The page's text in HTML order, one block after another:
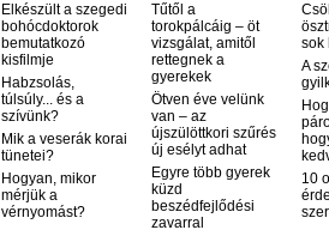
Elkészült a szegedi
bohócdoktorok
bemutatkozó
kisfilmje
Habzsolás,
túlsúly... és a
szívünk?
Mik a veserák korai
tünetei?
Hogyan, mikor
mérjük a
vérnyomást?
Tűtől a
torokpálcáig – öt
vizsgálat, amitől
rettegnek a
gyerekek
Ötven éve velünk
van – az
újszülöttkori szűrés
új esélyt adhat
Egyre több gyerek
küzd
beszédfejlődési
zavarral
sok
A
10